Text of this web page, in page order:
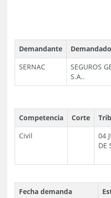
Demandante
Demandado
SERNAC
SEGUROS
S.A..
Competencia Corte
Civil
04
DE
Fecha demanda